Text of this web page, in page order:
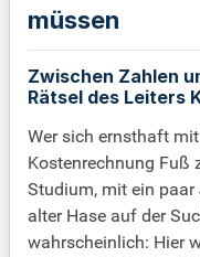
müssen
Zwischen Zahlen
Rätsel des Leiters
Wer sich ernsthaft
Kostenrechnung Fuß
Studium, mit ein
alter Hase auf der
wahrscheinlich: Hier